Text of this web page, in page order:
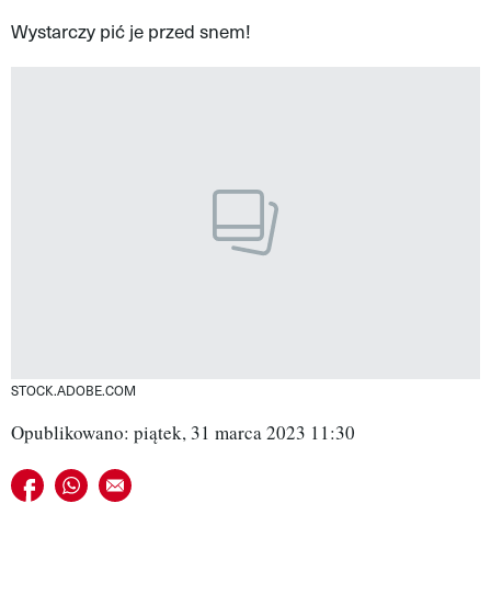
VIVA!MAN
Wystarczy pić je przed snem!
STOCK.ADOBE.COM
Opublikowano: piątek, 31 marca 2023 11:30
Udostępnij na facebook
Udostępnij na whatsapp
E-mail do przyjaciela